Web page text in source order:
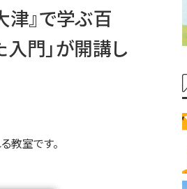
津』で学ぶ百
門」が開講し
教室です。